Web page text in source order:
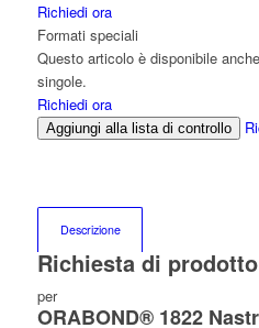
Richiedi ora
Formati speciali
Questo articolo è disponibile
singole.
Richiedi ora
Aggiungi alla lista di controllo
Descrizione
Richiesta di prodotto
per
ORABOND® 1822